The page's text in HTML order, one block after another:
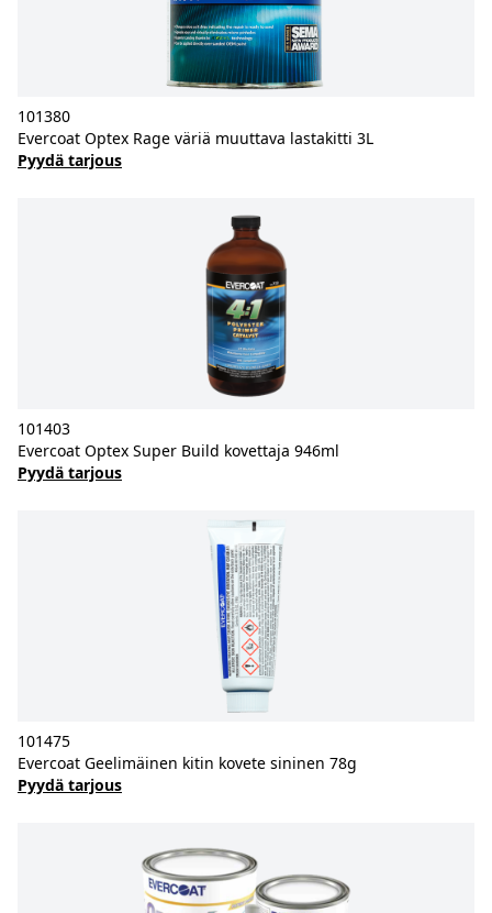
101380
Evercoat Optex Rage väriä muuttava lastakitti 3L
Pyydä tarjous
101403
Evercoat Optex Super Build kovettaja 946ml
Pyydä tarjous
101475
Evercoat Geelimäinen kitin kovete sininen 78g
Pyydä tarjous